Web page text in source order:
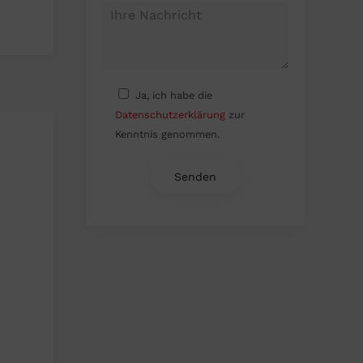
Ja, ich habe die
Datenschutzerklärung zur
Kenntnis genommen.